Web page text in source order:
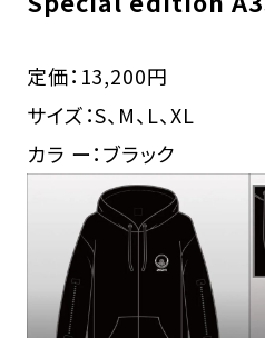
定価：13,200円
サイズ：S、M、L、XL
カラ ー：ブラック